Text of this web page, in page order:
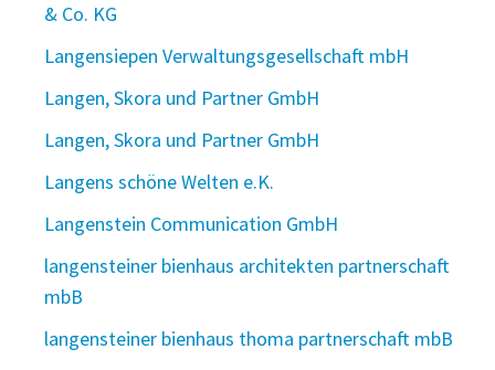
& Co. KG
Langensiepen Verwaltungsgesellschaft mbH
Langen, Skora und Partner GmbH
Langen, Skora und Partner GmbH
Langens schöne Welten e.K.
Langenstein Communication GmbH
langensteiner bienhaus architekten partnerschaft
mbB
langensteiner bienhaus thoma partnerschaft mbB